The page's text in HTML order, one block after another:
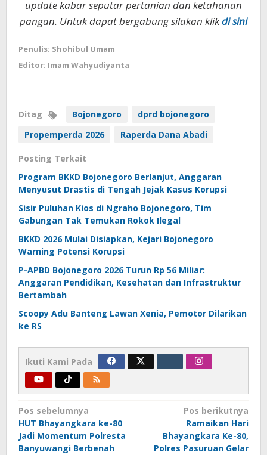
update kabar seputar pertanian dan ketahanan
pangan. Untuk dapat bergabung silakan klikdi sini
Penulis: Shohibul Umam
Editor: Imam Wahyudiyanta
Ditag Bojonegoro
dprd bojonegoro
Propemperda 2026
Raperda Dana Abadi
Posting Terkait
Program BKKD Bojonegoro Berlanjut, Anggaran
Menyusut Drastis di Tengah Jejak Kasus Korupsi
Sisir Puluhan Kios di Ngraho Bojonegoro, Tim
Gabungan Tak Temukan Rokok Ilegal
BKKD 2026 Mulai Disiapkan, Kejari Bojonegoro
Warning Potensi Korupsi
P-APBD Bojonegoro 2026 Turun Rp 56 Miliar:
Anggaran Pendidikan, Kesehatan dan Infrastruktur
Bertambah
Scoopy Adu Banteng Lawan Xenia, Pemotor Dilarikan
ke RS
Ikuti Kami Pada
Navigasi
pos
Pos sebelumnya
HUT Bhayangkara ke-80
Jadi Momentum Polresta
Banyuwangi Berbenah
Pos berikutnya
Ramaikan Hari
Bhayangkara Ke-80,
Polres Pasuruan Gelar